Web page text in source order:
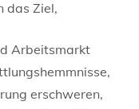
das Ziel,
Arbeitsmarkt
erschweren,